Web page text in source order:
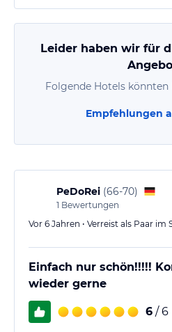
Jederzeit wieder zu
Leider haben wir für
Folgende Hotels
Empfehlungen
PeDoRei (66-70)
1 Bewertungen
Vor 6 Jahren • Verreist als Paar im
Einfach nur schön!!!!!
wieder gerne
6 / 6